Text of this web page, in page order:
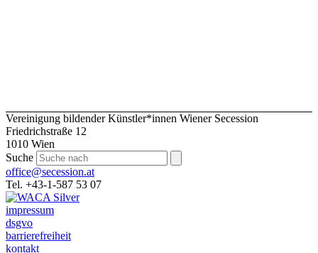
Vereinigung bildender Künstler*innen Wiener Secession
Friedrichstraße 12
1010 Wien
Suche
office@secession.at
Tel. +43-1-587 53 07
impressum
dsgvo
barrierefreiheit
kontakt